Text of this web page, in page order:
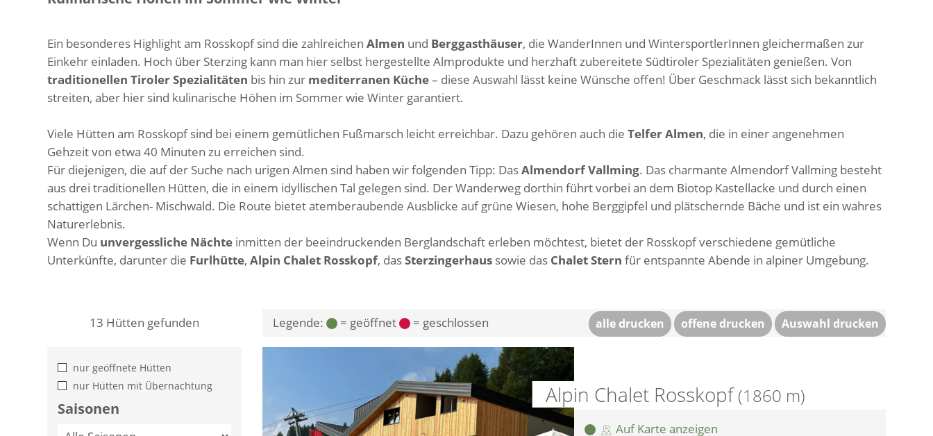
Ein besonderes Highlight am Rosskopf sind die zahlreichen Almen und Berggasthäuser, die WanderInnen und WintersportlerInnen gleichermaßen zur
Einkehr einladen. Hoch über Sterzing kann man hier selbst hergestellte Almprodukte und herzhaft zubereitete Südtiroler Spezialitäten genießen. Von
traditionellen Tiroler Spezialitäten bis hin zur mediterranen Küche– diese Auswahl lässt keine Wünsche offen! Über Geschmack lässt sich bekanntlich
streiten, aber hier sind kulinarische Höhen im Sommer wie Winter garantiert.
Viele Hütten am Rosskopf sind bei einem gemütlichen Fußmarsch leicht erreichbar. Dazu gehören auch die Telfer Almen, die in einer angenehmen
Gehzeit von etwa 40 Minuten zu erreichen sind.
Für diejenigen, die auf der Suche nach urigen Almen sind haben wir folgenden Tipp: DasAlmendorf Vallming. Das charmante Almendorf Vallming besteht
aus drei traditionellen Hütten, die in einem idyllischen Tal gelegen sind. Der Wanderweg dorthin führt vorbei an dem Biotop Kastellacke und durch einen
schattigen Lärchen- Mischwald. Die Route bietet atemberaubende Ausblicke auf grüne Wiesen, hohe Berggipfel und plätschernde Bäche und ist ein wahres
Naturerlebnis.
Wenn Du unvergessliche Nächte inmitten der beeindruckenden Berglandschaft erleben möchtest, bietet der Rosskopf verschiedene gemütliche
Unterkünfte, darunter die Furlhütte, Alpin Chalet Rosskopf, dasSterzingerhaus sowie das Chalet Stern für entspannte Abende in alpiner Umgebung.
13 Hütten gefunden
nur geöffnete Hütten
nur Hütten mit Übernachtung
Saisonen
alle drucken offene drucken Auswahl drucken
Legende: = geöffnet = geschlossen
Alpin Chalet Rosskopf(1860 m)
Auf Karte anzeigen